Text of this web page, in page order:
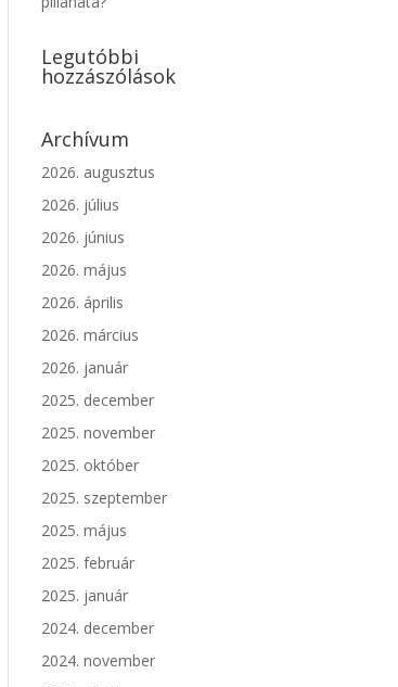
Legutóbbi
hozzászólások
Archívum
2026. augusztus
2026. július
2026. június
2026. május
2026. április
2026. március
2026. január
2025. december
2025. november
2025. október
2025. szeptember
2025. május
2025. február
2025. január
2024. december
2024. november